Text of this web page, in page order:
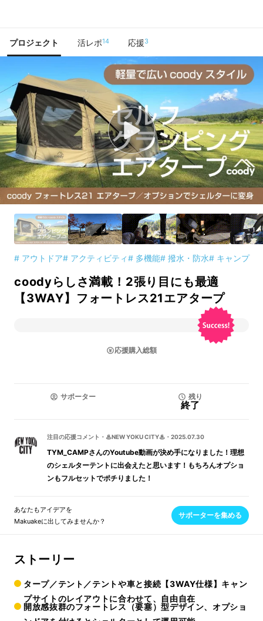
プロジェクト 活レポ14 応援3
# アウトドア# アクティビティ# 多機能# 撥水・防水# キャンプ
coodyらしさ満載！2張り目にも最適
【3WAY】フォートレス21エアタープ
応援購入総額
サポーター 残り
終了
注目の応援コメント ・ ♨NEW YOKU CITY♨ ・ 2025.07.30
TYM_CAMPさんのYoutube動画が決め手になりました！理想
のシェルターテントに出会えたと思います！もちろんオプショ
ンもフルセットでポチりました！
あなたもアイデアを
Makuakeに出してみませんか？
サポーターを集める
ストーリー
タープ／テント／テントや車と接続【3WAY仕様】キャン
プサイトのレイアウトに合わせて、自由自在
開放感抜群のフォートレス（要塞）型デザイン、オプショ